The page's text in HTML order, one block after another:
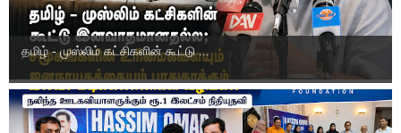
தமிழ் - முஸ்லிம் கட்சிகளின் கூட்டு ...